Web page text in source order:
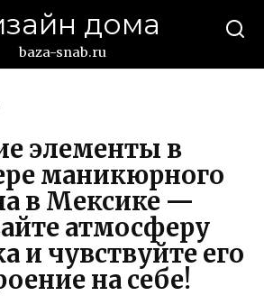
дома
baza-snab.ru
элементы в
маникюрного
в Мексике —
атмосферу
и чувствуйте его
на себе!